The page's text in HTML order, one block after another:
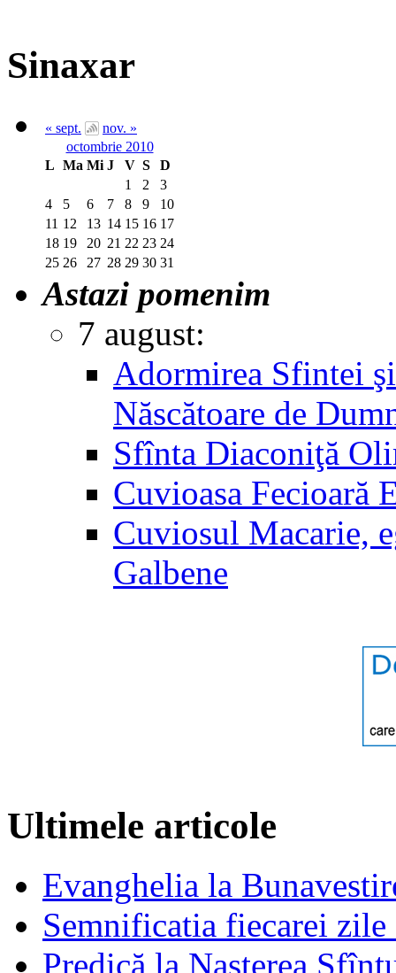
Sinaxar
« sept.
nov. »
octombrie 2010
L Ma Mi J V S
D
1
2
3
4
5 6 7 8 9
10
11 12 13 14 15 16 17
18 19 20 21 22 23 24
25 26 27 28 29 30 31
Astazi pomenim
7 august:
Adormirea Sfintei
Născătoare de
Sfînta Diaconiţă
Cuvioasa Fecioară
Cuviosul Macarie,
Galbene
Ultimele articole
Evanghelia la
Semnificatia fiecarei
Predică la Naşterea